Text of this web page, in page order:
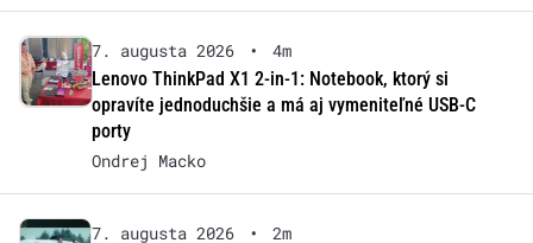
7. augusta 2026 •
4m
Lenovo ThinkPad X1 2-in-1: Notebook, ktorý si
opravíte jednoduchšie a má aj vymeniteľné USB-C
porty
Ondrej Macko
7. augusta 2026 •
2m